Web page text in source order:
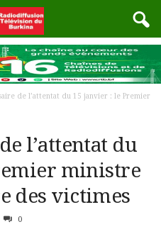
de l’attentat du 15 janvier : le Premier
l’attentat du
ministre
des victimes
0